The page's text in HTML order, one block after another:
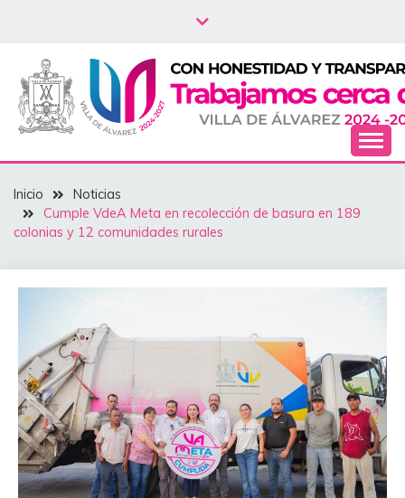
NOTICIAS – VILLA
DEL ÁLVAREZ
Inicio
Noticias
Cumple VdeA Meta en recolección de basura en 189
colonias y 12 comunidades rurales